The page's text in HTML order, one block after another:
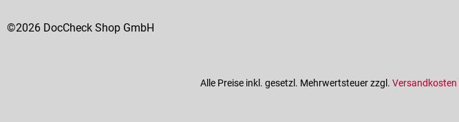
©2026 DocCheck Shop GmbH
Alle Preise inkl. gesetzl. Mehrwertsteuer zzgl. Versandkosten